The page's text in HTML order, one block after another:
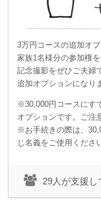
3万円コースの追加オ
家族1名様分の参加権
記念撮影をぜひご夫
追加オプションになり
※30,000円コースにす
オプションです。ご注
※お手続きの際は、
じ名義をご使用くださ
29人が支援し